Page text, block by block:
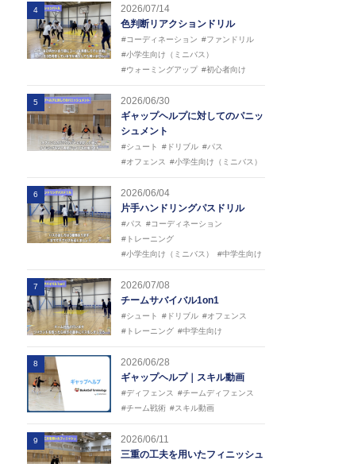
4
2026/07/14
色判断リアクションドリル
#コーディネーション #ファンドリル
#小学生向け（ミニバス）
#ウォーミングアップ #初心者向け
5
2026/06/30
ギャップヘルプに対してのパニッ
シュメント
#シュート #ドリブル #パス
#オフェンス
#小学生向け（ミニバス）
6
2026/06/04
片手ハンドリングパスドリル
#パス
#コーディネーション
#トレーニング
#小学生向け（ミニバス）
#中学生向け
7
2026/07/08
チームサバイバル1on1
#シュート #ドリブル #オフェンス
#トレーニング #中学生向け
8
2026/06/28
ギャップヘルプ｜スキル動画
#ディフェンス
#チームディフェンス
#チーム戦術 #スキル動画
9
2026/06/11
三重の工夫を用いたフィニッシュ